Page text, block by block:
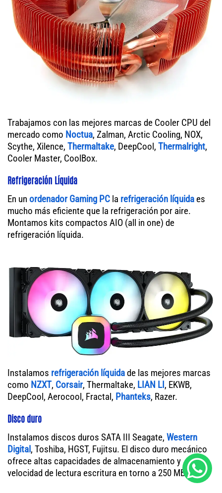
Trabajamos con las mejores marcas de Cooler CPU del
mercado como Noctua, Zalman, Arctic Cooling, NOX,
Scythe, Xilence, Thermaltake, DeepCool, Thermalright,
Cooler Master, CoolBox.
Refrigeración Líquida
En un ordenador Gaming PC la refrigeración líquida es
mucho más eficiente que la refrigeración por aire.
Montamos kits compactos AIO (all in one) de
refrigeración líquida.
Instalamos refrigeración líquidade las mejores marcas
como NZXT, Corsair, Thermaltake, LIAN LI, EKWB,
DeepCool, Aerocool, Fractal, Phanteks, Razer.
Disco duro
Instalamos discos duros SATA III Seagate, Western
Digital, Toshiba, HGST, Fujitsu. El disco duro mecánico
ofrece altas capacidades de almacenamiento y
velocidad de lectura escritura en torno a 250 MB/s.